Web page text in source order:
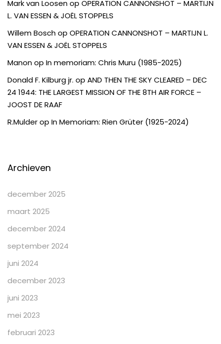
Mark van Loosenop OPERATION CANNONSHOT – MARTIJN
L. VAN ESSEN & JOËL STOPPELS
Willem Boschop OPERATION CANNONSHOT – MARTIJN L.
VAN ESSEN & JOËL STOPPELS
Manonop In memoriam: Chris Muru (1985-2025)
Donald F. Kilburg jr. op AND THEN THE SKY CLEARED – DEC
24 1944: THE LARGEST MISSION OF THE 8TH AIR FORCE –
JOOST DE RAAF
R.Mulderop In Memoriam: Rien Grüter (1925-2024)
Archieven
december 2025
maart 2025
december 2024
september 2024
juni 2024
december 2023
juni 2023
mei 2023
februari 2023